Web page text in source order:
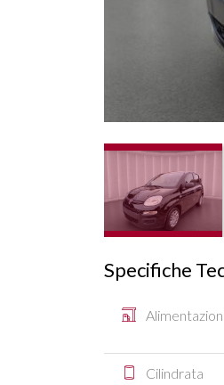
Specifiche
Cilindrata